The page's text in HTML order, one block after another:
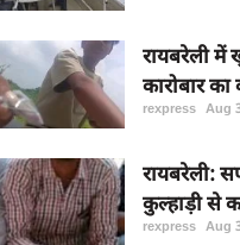
रायबरेली
कारोबार
rexpress Aug
रायबरेली:
कुल्हाड़ी से
rexpress Aug